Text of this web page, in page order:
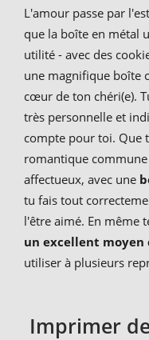
L'amour passe par
que la boîte en métal
utilité - avec des
une magnifique boîte
cœur de ton chéri(e).
très personnelle et
compte pour toi. Que
romantique
affectueux, avec une
tu fais tout
l'être aimé. En même
un excellent moyen
utiliser à plusieurs
Imprimer